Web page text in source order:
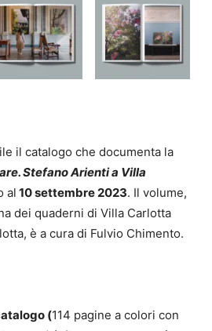
il catalogo che documenta la
Stefano Arienti a Villa
al 10 settembre 2023. Il volume,
dei quaderni di Villa Carlotta
è a cura di Fulvio Chimento.
(114 pagine a colori con